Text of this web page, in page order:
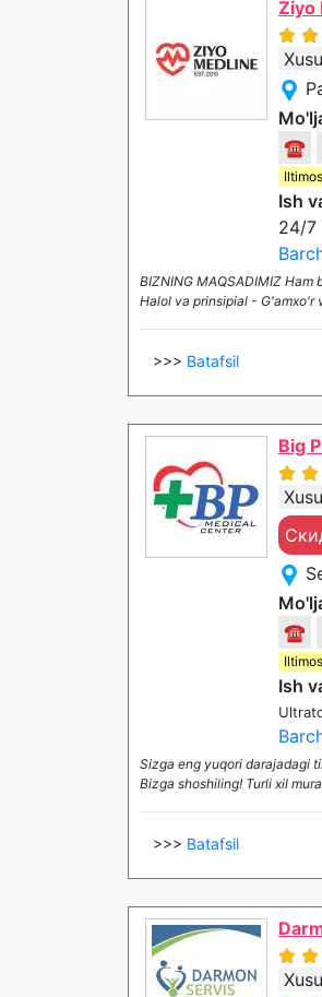
Ziyo
☎
Ish
24/7
BIZNING MAQSADIMIZ
Halol va prinsipial - G'amxo'r
>>> Batafsil
Big
☎
Ish
Sizga eng yuqori darajadagi
Bizga shoshiling! Turli xil
>>> Batafsil